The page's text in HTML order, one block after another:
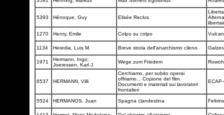
5393 Hénoque, Guy Elisée Reclus
1270
Henry, Emile Colpo su colpo
1134 Heredia, Luis M. Breve storia dell'anarchismo cileno
1971
Hermann, Ingo;
Joeressen, Karl J.
Wege zum Friedem
6537 HERMANN, Villi
Cerchiamo, per subito operai
offriamo... Copione del film.
Documenti e materiali sui lavoratori
frontalieri
5524 HERMANOS, Juan Spagna clandestina